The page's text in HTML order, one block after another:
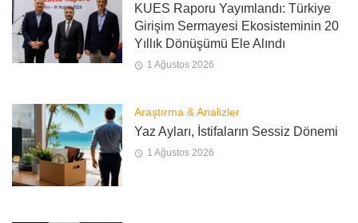
KUES Raporu Yayımlandı: Türkiye
Girişim Sermayesi Ekosisteminin 20
Yıllık Dönüşümü Ele Alındı
1 Ağustos 2026
Araştırma & Analizler
Yaz Ayları, İstifaların Sessiz Dönemi
1 Ağustos 2026